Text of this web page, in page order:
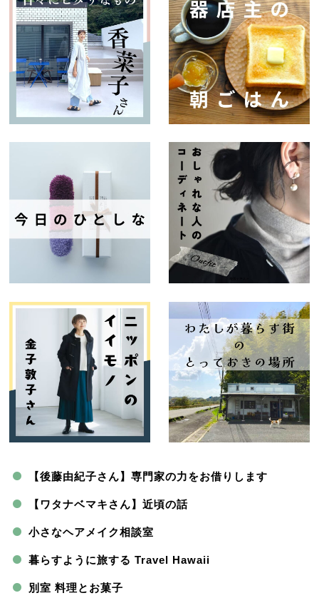
【後藤由紀子さん】専門家の力をお借りします
【ワタナベマキさん】近頃の話
小さなヘアメイク相談室
暮らすように旅する Travel Hawaii
別室 料理とお菓子